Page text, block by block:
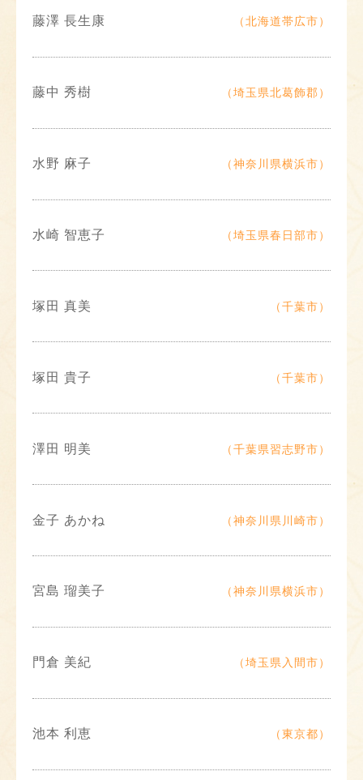
藤澤 長生康 （北海道帯広市）
藤中 秀樹 （埼玉県北葛飾郡）
水野 麻子 （神奈川県横浜市）
水崎 智恵子 （埼玉県春日部市）
塚田 真美 （千葉市）
塚田 貴子 （千葉市）
澤田 明美 （千葉県習志野市）
金子 あかね （神奈川県川崎市）
宮島 瑠美子 （神奈川県横浜市）
門倉 美紀 （埼玉県入間市）
池本 利恵 （東京都）